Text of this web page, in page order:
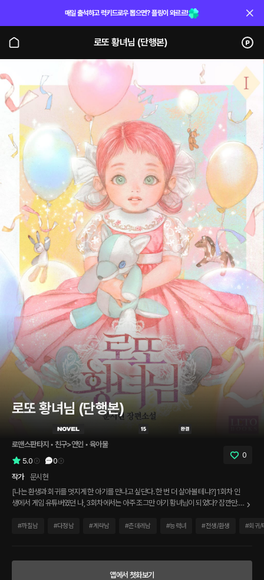
매일 출석하고 럭키드로우 뽑으면? 플링이 와르르!
로또 황녀님 (단행본)
로또 황녀님 (단행본)
로맨스판타지 • 친구>연인 • 육아물
5.0
0
0
작가
문시현
[나는 환생과 회귀를 멋지게 한 아기를 만나고 싶단다. 한 번 더 살아볼 테냐?] 1회차 인
생에서 게임 유튜버였던 나, 3회차에서는 아주 조그만 아기 황녀님이 되었다? 잠깐만.
리와 함께 눈앞에 채팅창이 떠올랐다. [ 일반 채널 내에 있는 인원 목록을 공개합니다.]
도 잡아보면! 불경죄야!] [데이브: 이제부터 귀엽다의 줄임말은 슈슈입니다악!] [더보기]
#까칠남 #다정남 #계략남 #츤데레남 #능력녀 #전생/환생 #회귀/
앱에서 첫화보기